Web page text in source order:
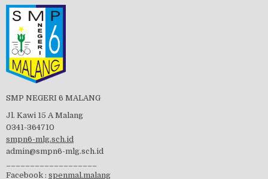
Tes Matrikulasi 2019
visitasi PPK 2019
SMP NEGERI 6 MALANG
Jl. Kawi 15 A Malang
0341-364710
smpn6-mlg.sch.id
admin@smpn6-mlg.sch.id
Facebook : spenmal.malang